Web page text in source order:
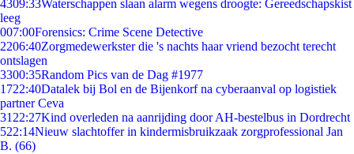
4309:33Waterschappen slaan alarm wegens droogte: Gereedschapskist
leeg
007:00Forensics: Crime Scene Detective
2206:40Zorgmedewerkster die 's nachts haar vriend bezocht terecht
ontslagen
3300:35Random Pics van de Dag #1977
1722:40Datalek bij Bol en de Bijenkorf na cyberaanval op logistiek
partner Ceva
31 22:27Kind overleden na aanrijding door AH-bestelbus in Dordrecht
522:14Nieuw slachtoffer in kindermisbruikzaak zorgprofessional Jan
B. (66)